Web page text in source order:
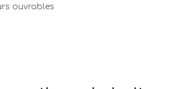
ouvrables